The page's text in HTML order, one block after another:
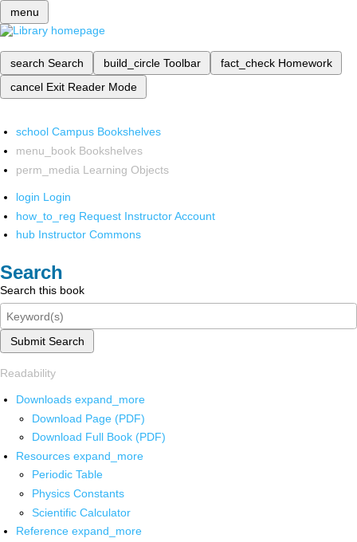
menu
search Search build_circle Toolbar fact_check Homework
cancel Exit Reader Mode
school Campus Bookshelves
menu_book Bookshelves
perm_media Learning Objects
login Login
how_to_reg Request Instructor Account
hub Instructor Commons
Search
Search this book
Submit Search
Readability
Downloads expand_more
Download Page (PDF)
Download Full Book (PDF)
Resources expand_more
Periodic Table
Physics Constants
Scientific Calculator
Reference expand_more